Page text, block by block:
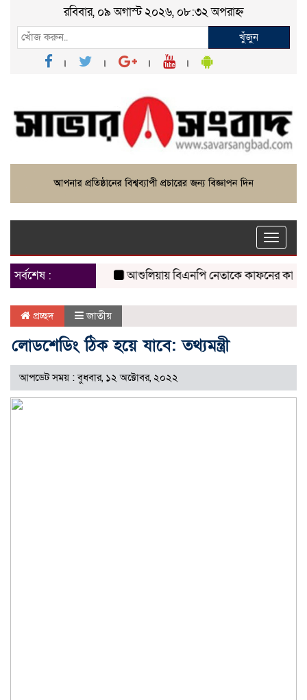
রবিবার, ০৯ অগাস্ট ২০২৬, ০৮:৩২ অপরাহ্ন
খুঁজুন
Toggle
সর্বশেষ :
আশুলিয়ায় বিএনপি নেতাকে কাফনের কাপড়
প্রচ্ছদ জাতীয়
লোডশেডিং ঠিক হয়ে যাবে: তথ্যমন্ত্রী
আপডেট সময় : বুধবার, ১২ অক্টোবর, ২০২২